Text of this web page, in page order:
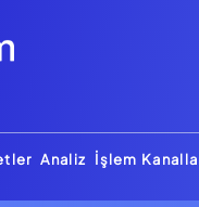
Analiz İşlem